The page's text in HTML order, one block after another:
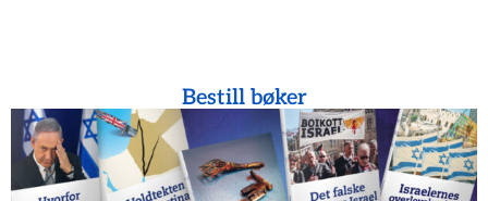
Bestill bøker